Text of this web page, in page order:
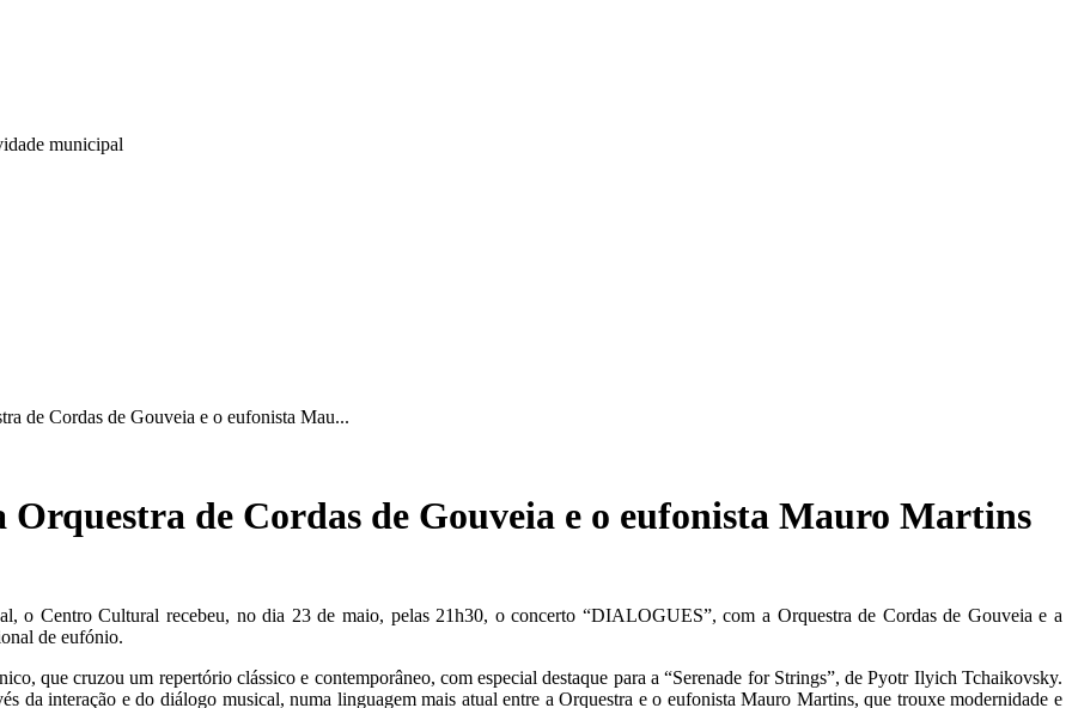
municipal
de Cordas de Gouveia e o eufonista Mau...
de Cordas de Gouveia e o eufonista Mauro Martins
o Centro Cultural recebeu, no dia 23 de maio, pelas 21h30, o concerto “DIALOGUES”, com a Orquestra de Cordas de Gouveia e a
de eufónio.
que cruzou um repertório clássico e contemporâneo, com especial destaque para a “Serenade for Strings”, de Pyotr Ilyich Tchaikovsky.
da interação e do diálogo musical, numa linguagem mais atual entre a Orquestra e o eufonista Mauro Martins, que trouxe modernidade e